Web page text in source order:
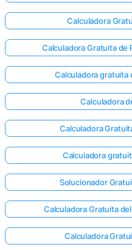
Calculadora
Calculadora Gratuita de
Calculadora gratuita
Calculadora
Calculadora
Calculadora
Solucionador
Calculadora Gratuita
Calculadora